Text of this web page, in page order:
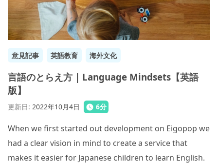
意見記事 英語教育 海外文化
言語のとらえ方 | Language Mindsets【英語
版】
更新日: 2022年10月4日 6分
When we first started out development on Eigopop we
had a clear vision in mind to create a service that
makes it easier for Japanese children to learn English.